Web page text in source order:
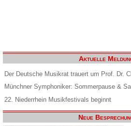
Aktuelle
Der Deutsche Musikrat trauert um Prof. Dr.
Münchner Symphoniker: Sommerpause &
22. Niederrhein Musikfestivals beginnt
Neue